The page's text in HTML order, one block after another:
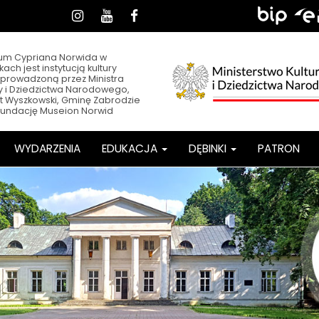
Instagram
YoutubeFacebook
BIP,
e-
PUAP
Biuletyn
Informacji
Cypriana Norwida w
jest instytucją kultury
przez Ministra
i Dziedzictwa Narodowego,
Wyszkowski, Gminę Zabrodzie
Museion Norwid
WYDARZENIA EDUKACJA DĘBINKI PATRON